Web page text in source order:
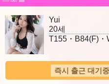
Yui
20세
T155・B84(F)・
즉시 출근 대기중